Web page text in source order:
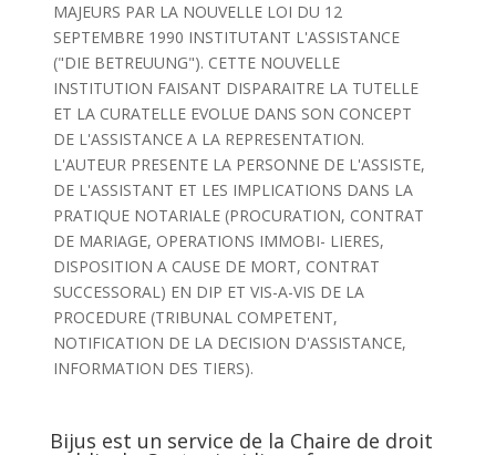
MAJEURS PAR LA NOUVELLE LOI DU 12
SEPTEMBRE 1990 INSTITUTANT L'ASSISTANCE
("DIE BETREUUNG"). CETTE NOUVELLE
INSTITUTION FAISANT DISPARAITRE LA TUTELLE
ET LA CURATELLE EVOLUE DANS SON CONCEPT
DE L'ASSISTANCE A LA REPRESENTATION.
L'AUTEUR PRESENTE LA PERSONNE DE L'ASSISTE,
DE L'ASSISTANT ET LES IMPLICATIONS DANS LA
PRATIQUE NOTARIALE (PROCURATION, CONTRAT
DE MARIAGE, OPERATIONS IMMOBI- LIERES,
DISPOSITION A CAUSE DE MORT, CONTRAT
SUCCESSORAL) EN DIP ET VIS-A-VIS DE LA
PROCEDURE (TRIBUNAL COMPETENT,
NOTIFICATION DE LA DECISION D'ASSISTANCE,
INFORMATION DES TIERS).
Bijus est un service de la Chaire de droit